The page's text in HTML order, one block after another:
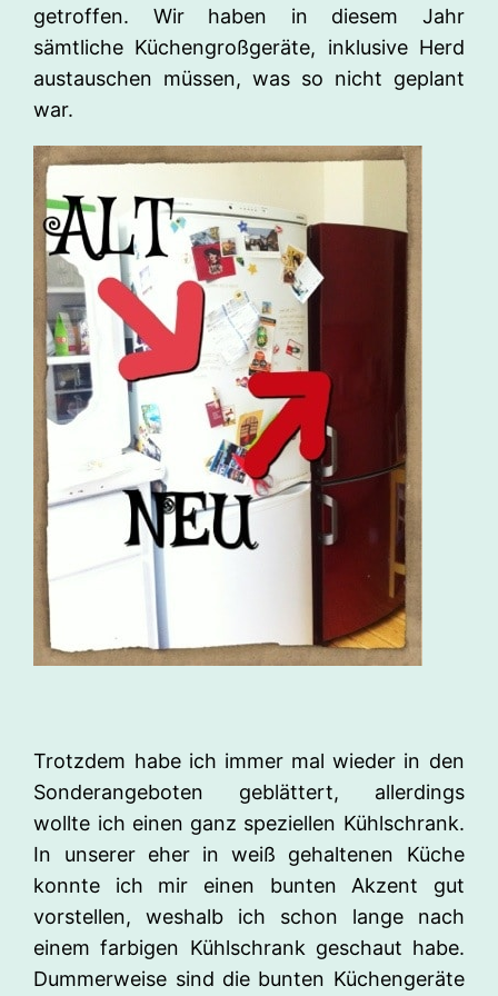
getroffen. Wir haben in diesem Jahr
sämtliche Küchengroßgeräte, inklusive Herd
austauschen müssen, was so nicht geplant
war.
Trotzdem habe ich immer mal wieder in den
Sonderangeboten geblättert, allerdings
wollte ich einen ganz speziellen Kühlschrank.
In unserer eher in weiß gehaltenen Küche
konnte ich mir einen bunten Akzent gut
vorstellen, weshalb ich schon lange nach
einem farbigen Kühlschrank geschaut habe.
Dummerweise sind die bunten Küchengeräte